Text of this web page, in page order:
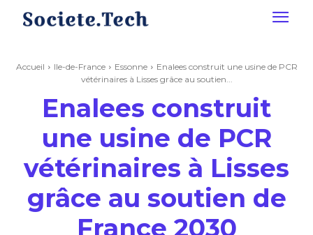
Accueil Ile-de-France Essonne
Enalees construit une usine de PCR
vétérinaires à Lisses grâce au soutien...
Enalees construit
une usine de PCR
vétérinaires à Lisses
grâce au soutien de
France 2030